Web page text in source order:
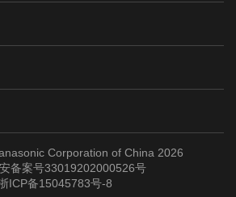
Corporation of China 2026
备案号33019202000526号
ICP备15045783号-8